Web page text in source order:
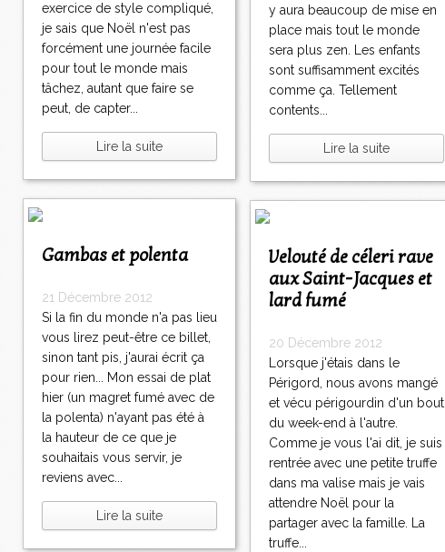
exercice de style compliqué,
je sais que Noël n'est pas
forcément une journée facile
pour tout le monde mais
tâchez, autant que faire se
peut, de capter...
Lire la suite
y aura beaucoup de mise en
place mais tout le monde
sera plus zen. Les enfants
sont suffisamment excités
comme ça. Tellement
contents...
Lire la suite
Gambas et polenta
21 Décembre 2012
Si la fin du monde n'a pas lieu
vous lirez peut-être ce billet,
sinon tant pis, j'aurai écrit ça
pour rien... Mon essai de plat
hier (un magret fumé avec de
la polenta) n'ayant pas été à
la hauteur de ce que je
souhaitais vous servir, je
reviens avec...
Lire la suite
Velouté de céleri rave
aux Saint-Jacques et
lard fumé
20 Décembre 2012
Lorsque j'étais dans le
Périgord, nous avons mangé
et vécu périgourdin d'un bout
du week-end à l'autre.
Comme je vous l'ai dit, je suis
rentrée avec une petite truffe
dans ma valise mais je vais
attendre Noël pour la
partager avec la famille. La
truffe...